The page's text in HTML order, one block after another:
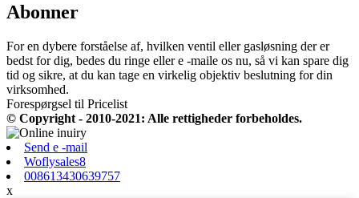
Abonner
For en dybere forståelse af, hvilken ventil eller gasløsning der er
bedst for dig, bedes du ringe eller e -maile os nu, så vi kan spare dig
tid og sikre, at du kan tage en virkelig objektiv beslutning for din
virksomhed.
Forespørgsel til Pricelist
© Copyright - 2010-2021: Alle rettigheder forbeholdes.
Send e -mail
Woflysales8
008613430639757
x